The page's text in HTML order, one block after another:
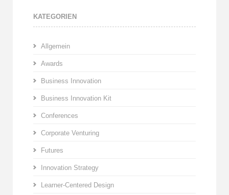
KATEGORIEN
Allgemein
Awards
Business Innovation
Business Innovation Kit
Conferences
Corporate Venturing
Futures
Innovation Strategy
Learner-Centered Design